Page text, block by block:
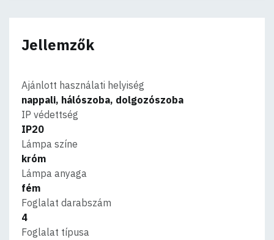
Jellemzők
Ajánlott használati helyiség
nappali, hálószoba, dolgozószoba
IP védettség
IP20
Lámpa színe
króm
Lámpa anyaga
fém
Foglalat darabszám
4
Foglalat típusa